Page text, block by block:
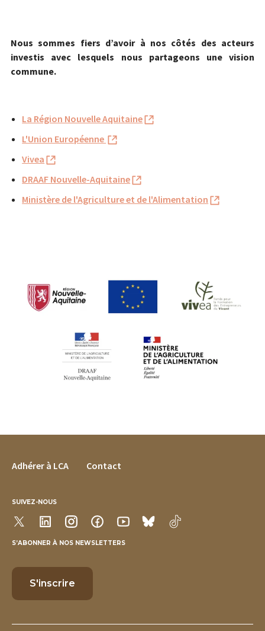
Nous sommes fiers d’avoir à nos côtés des acteurs
investis avec lesquels nous partageons une vision
commune.
La Région Nouvelle Aquitaine
L'Union Européenne
Vivea
DRAAF Nouvelle-Aquitaine
Ministère de l'Agriculture et de l'Alimentation
FOOTER MENU
Adhérer à LCA Contact
SUIVEZ-NOUS
S’ABONNER À NOS NEWSLETTERS